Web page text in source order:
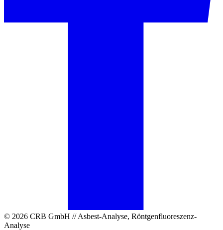
© 2026 CRB GmbH // Asbest-Analyse, Röntgenfluoreszenz-
Analyse